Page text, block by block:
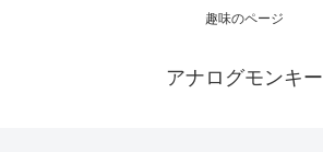
趣味のページ
アナログモンキー